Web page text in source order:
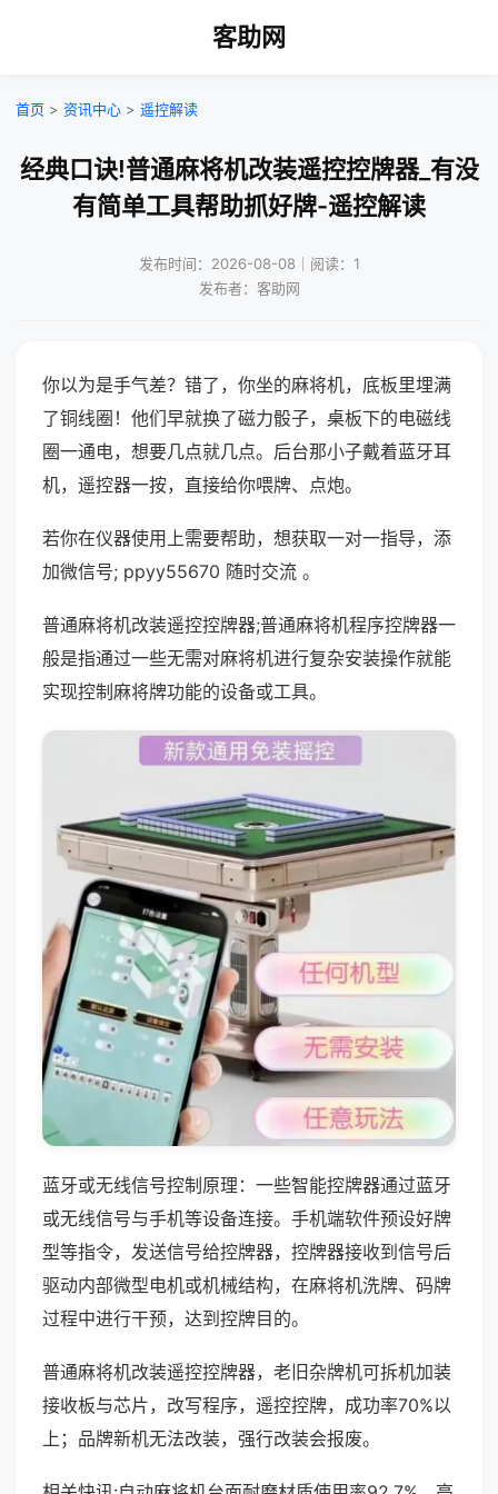
客助网
首页 > 资讯中心 > 遥控解读
经典口诀!普通麻将机改装遥控控牌器_有没
有简单工具帮助抓好牌-遥控解读
发布时间：2026-08-08｜阅读：1
发布者：客助网
你以为是手气差？错了，你坐的麻将机，底板里埋满
了铜线圈！他们早就换了磁力骰子，桌板下的电磁线
圈一通电，想要几点就几点。后台那小子戴着蓝牙耳
机，遥控器一按，直接给你喂牌、点炮。
若你在仪器使用上需要帮助，想获取一对一指导，添
加微信号; ppyy55670 随时交流 。
普通麻将机改装遥控控牌器;普通麻将机程序控牌器一
般是指通过一些无需对麻将机进行复杂安装操作就能
实现控制麻将牌功能的设备或工具。
蓝牙或无线信号控制原理：一些智能控牌器通过蓝牙
或无线信号与手机等设备连接。手机端软件预设好牌
型等指令，发送信号给控牌器，控牌器接收到信号后
驱动内部微型电机或机械结构，在麻将机洗牌、码牌
过程中进行干预，达到控牌目的。
普通麻将机改装遥控控牌器，老旧杂牌机可拆机加装
接收板与芯片，改写程序，遥控控牌，成功率70%以
上；品牌新机无法改装，强行改装会报废。